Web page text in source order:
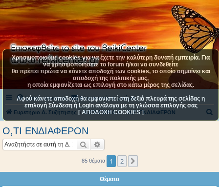
Συχνές ερωτήσεις Επικοινωνήστε μαζί μας
Ευρετήριο Δ. Συζήτησης ΚΑΤΗΓΟΡΙΑ 4 Ο,ΤΙ ΕΝΔΙΑΦΕΡΟΝ
Ο,ΤΙ ΕΝΔΙΑΦΕΡΟΝ
Αναζήτηση
85 θέματα 1 2
Θέματα
Χρησιμοποιούμε cookies για να έχετε την καλύτερη δυνατή εμπειρία. Για
να χρησιμοποιήσετε το forum ή/και να συνδεθείτε
θα πρέπει πρώτα να κάνετε αποδοχή των cookies, το οποίο σημαίνει και
αποδοχή της πολιτικής μας,
η οποία εμφανίζεται ως επιλογή στο κάτω μέρος της σελίδας.
Αφού κάνετε αποδοχή θα εμφανιστεί στη δεξιά πλευρά της σελίδας η
επιλογή Σύνδεση ή Login ανάλογα με τη γλώσσα επιλογής σας
[ ΑΠΟΔΟΧΗ COOKIES ]